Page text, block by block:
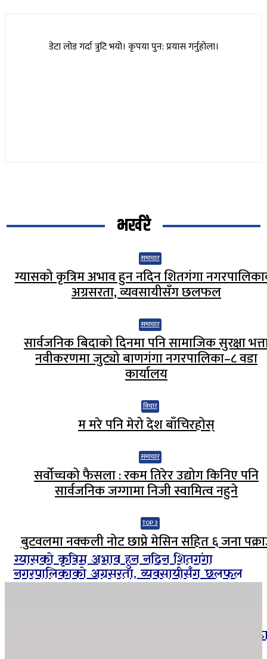
डेटा लोड गर्दा त्रुटि भयो। कृपया पुन: प्रयास गर्नुहोला।
भर्खरै
समाचार
ग्यासको कृत्रिम अभाव हुन नदिन शितगंगा
अग्रसरता, व्यवसायीसँग छलफल
समाचार
सार्वजनिक बिदाको दिनमा पनि सामाजिक सुरक्षा
नवीकरणमा जुट्यो बाणगंगा नगरपालिका–८ वडा
कार्यालय
विचार
म मरे पनि मेरो देश बाँचिरहोस्
समाचार
सर्वोच्चको फैसला : रकम तिरेर उद्योग किनिए पनि
सार्वजनिक जग्गामा निजी स्वामित्व नहुने
TOP 3
बुटवलमा नक्कली नोट छाप्ने मेसिन सहित ६ जना
ग्यासको कृत्रिम अभाव हुन नदिन शितगंगा
नगरपालिकाको अग्रसरता, व्यवसायीसँग छलफल
भत्ता नवीकरणमा जुट्यो बाणगंगा नगरपालिका–८